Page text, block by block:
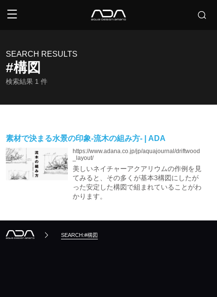
SEARCH RESULTS
#構図
検索結果 1 件
素材で決まる水景の印象-流木の組み方- | ADA
https://www.adana.co.jp/jp/aquajournal/driftwood
_layout/
美しいネイチャーアクアリウムの作例を見
てみると、その多くが基本3構図にしたが
った安定した構図で組まれていることがわ
かります。
SEARCH:#構図